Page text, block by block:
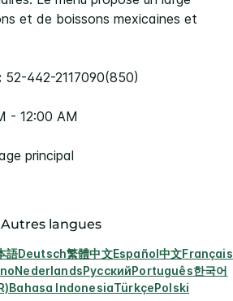
et de boissons mexicaines et
52-442-2117090(850)
- 12:00 AM
principal
Autres langues
語Deutsch繁體中文Español中文Français
NederlandsРусскийPortuguês한국어
Bahasa IndonesiaTürkçePolski